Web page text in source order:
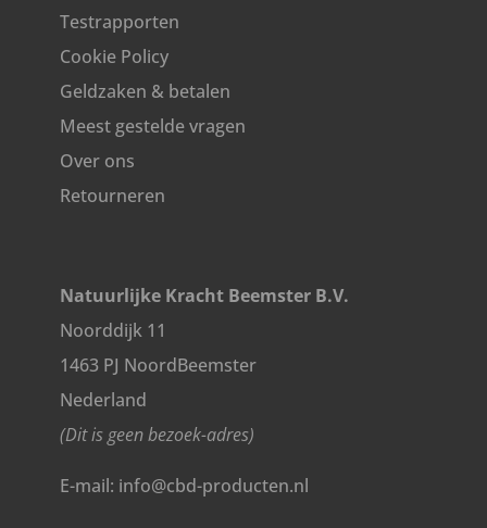
Testrapporten
Cookie Policy
Geldzaken & betalen
Meest gestelde vragen
Over ons
Retourneren
Natuurlijke Kracht Beemster B.V.
Noorddijk 11
1463 PJ NoordBeemster
Nederland
(Dit is geen bezoek-adres)
E-mail: info@cbd-producten.nl